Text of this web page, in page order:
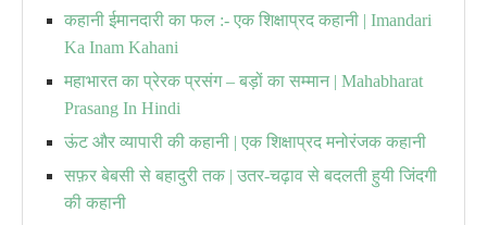
कहानी ईमानदारी का फल :- एक शिक्षाप्रद कहानी | Imandari
Ka Inam Kahani
महाभारत का प्रेरक प्रसंग – बड़ों का सम्मान | Mahabharat
Prasang In Hindi
ऊंट और व्यापारी की कहानी | एक शिक्षाप्रद मनोरंजक कहानी
सफ़र बेबसी से बहादुरी तक | उतर-चढ़ाव से बदलती हुयी जिंदगी
की कहानी